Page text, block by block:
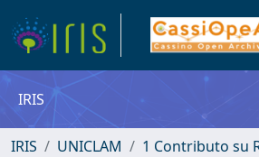
IRIS
IRIS UNICLAM 1 Contributo su